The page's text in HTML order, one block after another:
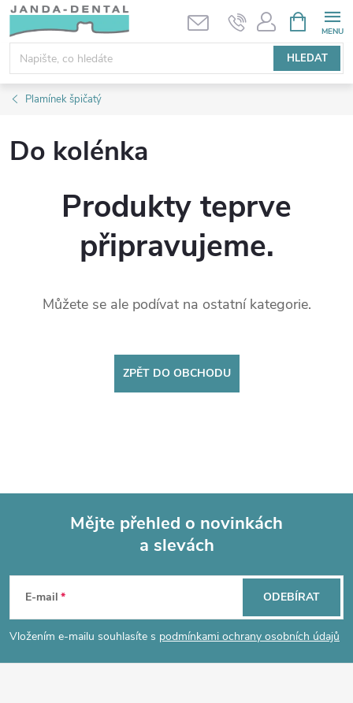
Přejít
obsah
HLEDAT
NÁKUPNÍ
KOŠÍK
Plamínek špičatý
Do kolénka
Produkty teprve
připravujeme.
Můžete se ale podívat na ostatní kategorie.
ZPĚT DO OBCHODU
p
Mějte přehled o novinkách
a slevách
E-mail
Vložením e-mailu souhlasíte s podmínkami ochrany osobních údajů
ODEBÍRAT